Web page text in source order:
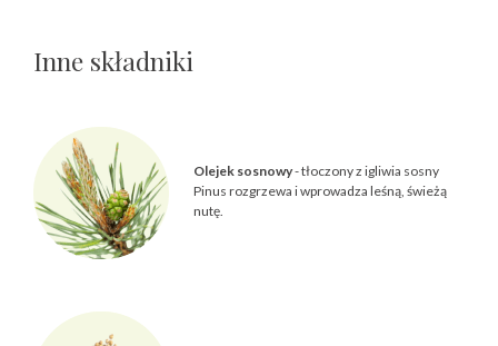
Inne składniki
Olejek sosnowy- tłoczony z igliwia sosny
Pinus rozgrzewa i wprowadza leśną, świeżą
nutę.